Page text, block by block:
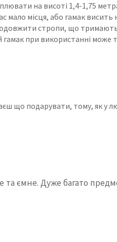
на висоті 1,4-1,75
місця, або гамак висить
стропи, що
при використанні може
що подарувати, тому, як у
та ємне. Дуже багато